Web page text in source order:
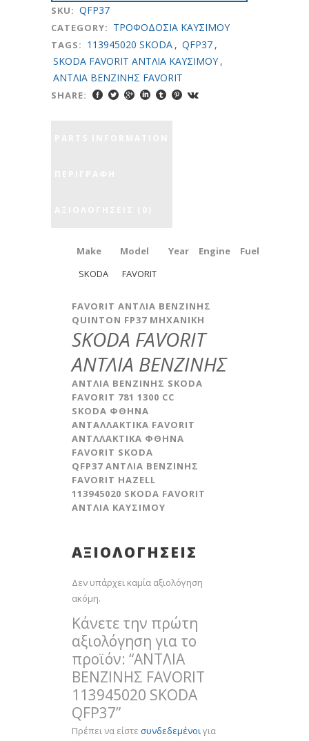
SKU: QFP37
CATEGORY: TPOΦOΔOΣIA KAYΣIMOY
TAGS: 113945020 SKODA , QFP37 ,
SKODA FAVORIT ΑΝΤΛΙΑ ΚΑΥΣΙΜΟΥ ,
ΑΝΤΛΙΑ ΒΕΝΖΙΝΗΣ FAVORIT
SHARE:
Make Model Year Engine
Fuel
SKODA
FAVORIT
FAVORIT ΑΝΤΛΙΑ ΒΕΝΖΙΝΗΣ
QUINTON FP37 MHXANIKH
SKODA FAVORIT
ΑΝΤΛΙΑ ΒΕΝΖΙΝΗΣ
ΑΝΤΛΙΑ ΒΕΝΖΙΝΗΣ SKODA
FAVORIT 781 1300 CC
SKODA ΦΘΗΝΑ
ΑΝΤΑΛΛΑΚΤΙΚΑ FAVORIT
ΑΝΤΛΛΑΚΤΙΚΑ ΦΘΗΝΑ
FAVORIT SKODA
QFP37 ΑΝΤΛΙΑ ΒΕΝΖΙΝΗΣ
FAVORIT HAZELL
113945020 SKODA FAVORIT
ANTΛΙΑ ΚΑΥΣΙΜΟΥ
ΑΞΙΟΛΟΓΉΣΕΙΣ
Δεν υπάρχει καμία αξιολόγηση
ακόμη.
Κάνετε την πρώτη
αξιολόγηση για το
προϊόν: “ΑΝΤΛΙΑ
ΒΕΝΖΙΝΗΣ FAVORIT
113945020 SKODA
QFP37”
Πρέπει να είστε συνδεδεμένοιγια